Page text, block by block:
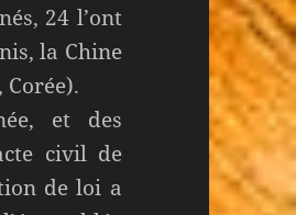
24 l’ont
la Chine
et des
civil de
de loi a